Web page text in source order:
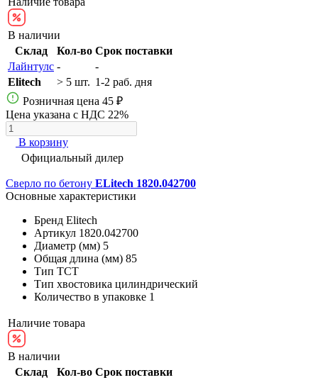
В наличии
Склад
Кол-во Срок поставки
Лайнтулс -
-
Elitech
> 5 шт. 1-2 раб. дня
Розничная цена 45 ₽
Цена указана с НДС 22%
В корзину
Официальный дилер
Сверло по бетону ELitech 1820.042700
Основные характеристики
Бренд Elitech
Артикул 1820.042700
Диаметр (мм) 5
Общая длина (мм) 85
Тип ТСТ
Тип хвостовика цилиндрический
Количество в упаковке 1
Наличие товара
В наличии
Склад
Кол-во Срок поставки